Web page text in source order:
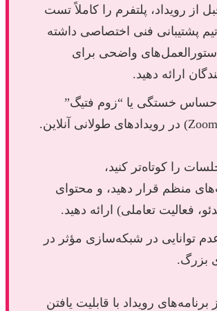
از رویداد، پلتفرم را کاملاً تست
پشتیبانی فنی اختصاصی داشته
واضحی برای
ارائه دهید.
احساس خستگی یا “زوم فتیگ”
را کوتاه‌تر کنید،
منظم قرار دهید، و محتوای
فعالیت تعاملی) ارائه دهید.
توانایی در شبکه‌سازی مؤثر در
بزرگ.
برنامه‌های رویداد با قابلیت یافتن